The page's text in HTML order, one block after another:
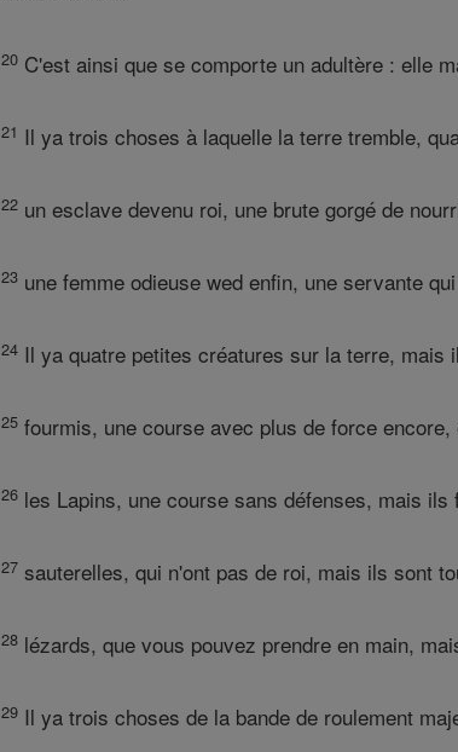
20 C'est ainsi que se comporte un adultère : elle
21 Il ya trois choses à laquelle la terre tremble,
22 un esclave devenu roi, une brute gorgé de
23 une femme odieuse wed enfin, une servante
24 Il ya quatre petites créatures sur la terre, mais
25 fourmis, une course avec plus de force
26 les Lapins, une course sans défenses, mais
27 sauterelles, qui n'ont pas de roi, mais ils sont
28 lézards, que vous pouvez prendre en main,
29 Il ya trois choses de la bande de roulement